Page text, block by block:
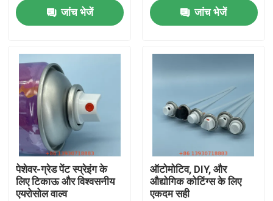
उत्पादों
वीडियो
हमारे बारे में
जांच भेजें
जांच भेजें
पेशेवर-ग्रेड पेंट स्प्रेइंग के
लिए टिकाऊ और विश्वसनीय
एयरोसोल वाल्व
ऑटोमोटिव, DIY, और
औद्योगिक कोटिंग्स के लिए
एकदम सही